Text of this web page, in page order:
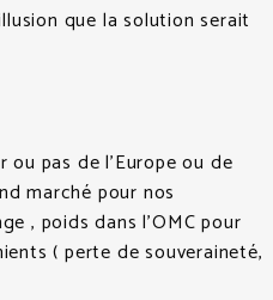
que la solution serait
pas de l’Europe ou de
marché pour nos
, poids dans l’OMC pour
( perte de souveraineté,